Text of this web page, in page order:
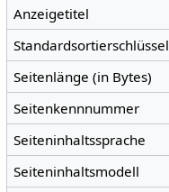
Anzeigetitel
Standardsortierschlüssel
Seitenlänge (in Bytes)
Seitenkennnummer
Seiteninhaltssprache
Seiteninhaltsmodell